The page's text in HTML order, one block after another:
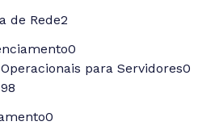
de Rede2
0
para Servidores0
98
0